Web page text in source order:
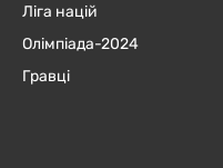
Ліга націй
Олімпіада-2024
Гравці